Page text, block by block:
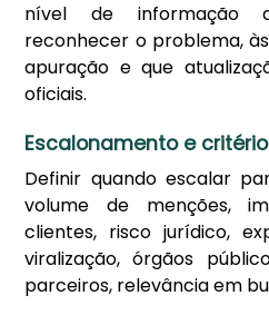
nível de informação
reconhecer o problema,
apuração e que
oficiais.
Escalonamento e
Definir quando escalar
volume de menções,
clientes, risco jurídico,
viralização, órgãos
parceiros, relevância em